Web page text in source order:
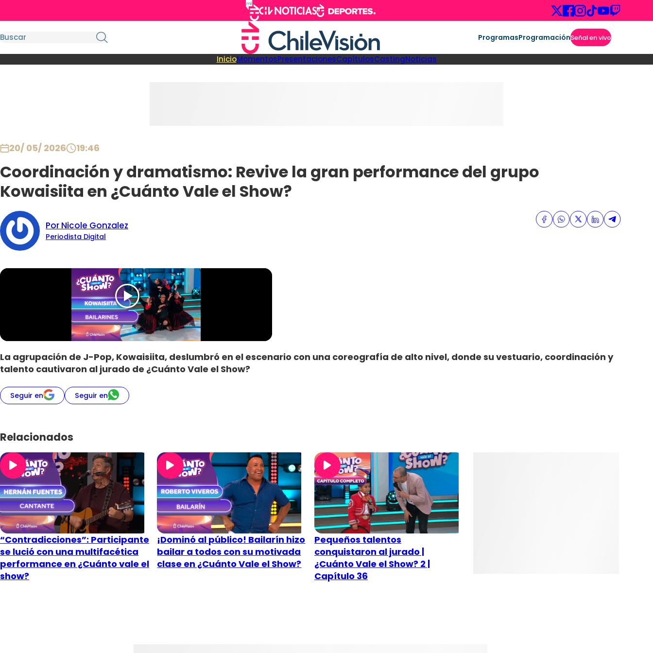
ProgramasProgramaciónSeñal en vivo
InicioMomentosPresentacionesCapítulosCastingNoticias
20/ 05/ 2026 19:46
Coordinación y dramatismo: Revive la gran performance del grupo
Kowaisiita en ¿Cuánto Vale el Show?
Por Nicole Gonzalez
Periodista Digital
La agrupación de J-Pop, Kowaisiita, deslumbró en el escenario con una coreografía de alto nivel, donde su vestuario, coordinación y
talento cautivaron al jurado de ¿Cuánto Vale el Show?
Seguir en Seguir en
Relacionados
“Contradicciones”: Participante
se lució con una multifacética
performance en ¿Cuánto vale el
show?
¡Dominó al público! Bailarín hizo
bailar a todos con su motivada
clase en ¿Cuánto Vale el Show?
Pequeños talentos
conquistaron al jurado |
¿Cuánto Vale el Show? 2 |
Capítulo 36